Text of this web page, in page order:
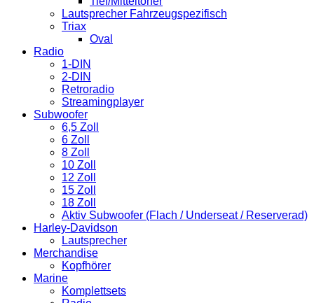
Lautsprecher Fahrzeugspezifisch
Triax
Oval
Radio
1-DIN
2-DIN
Retroradio
Streamingplayer
Subwoofer
6,5 Zoll
6 Zoll
8 Zoll
10 Zoll
12 Zoll
15 Zoll
18 Zoll
Aktiv Subwoofer (Flach / Underseat / Reserverad)
Harley-Davidson
Lautsprecher
Merchandise
Kopfhörer
Marine
Komplettsets